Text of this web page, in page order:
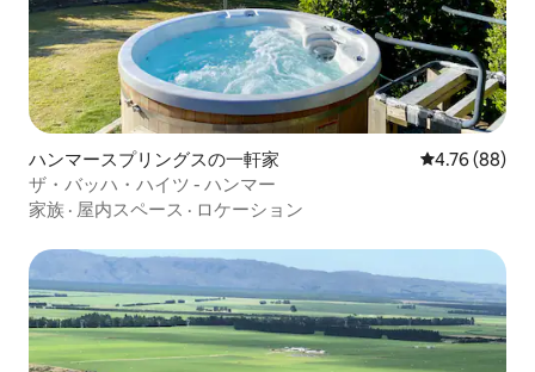
ハンマースプリングスの一軒家 レビュー88
4.76 (88)
ザ・バッハ・ハイツ - ハンマー
家族 · 屋内スペース · ロケーション